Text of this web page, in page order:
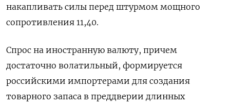
накапливать силы перед штурмом мощного
сопротивления 11,40.
Спрос на иностранную валюту, причем
достаточно волатильный, формируется
российскими импортерами для создания
товарного запаса в преддверии длинных